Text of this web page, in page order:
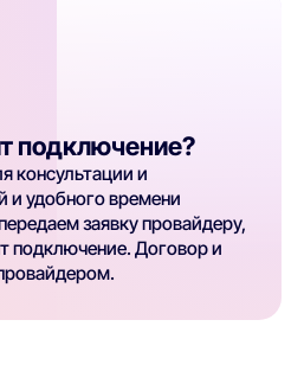
подключение?
консультации и
и удобного времени
заявку провайдеру,
подключение. Договор и